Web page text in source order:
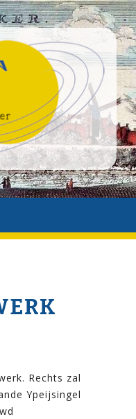
Rechts zal
Ypeijsingel